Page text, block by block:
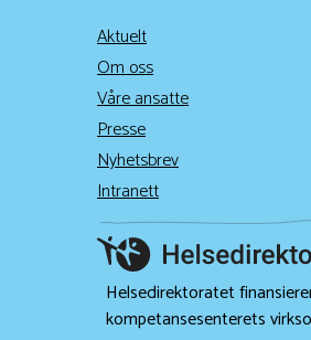
Aktuelt
Om oss
Våre ansatte
Presse
Nyhetsbrev
Intranett
Helsedirektoratet
kompetansesenterets